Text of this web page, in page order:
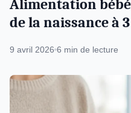
Alimentation
de la naissance à
9 avril 2026 6 min de lecture